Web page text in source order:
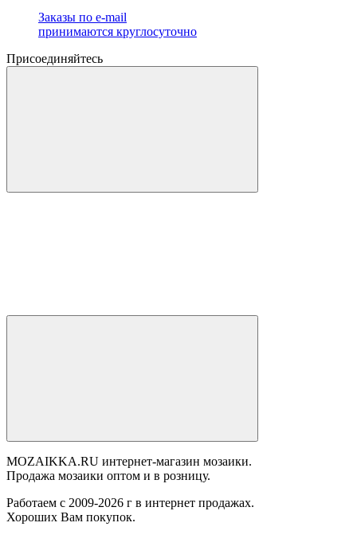
Заказы по e-mail
принимаются круглосуточно
Присоединяйтесь
MOZAIKKA.RU интернет-магазин мозаики.
Продажа мозаики оптом и в розницу.
Работаем с 2009-2026 г в интернет продажах.
Хороших Вам покупок.